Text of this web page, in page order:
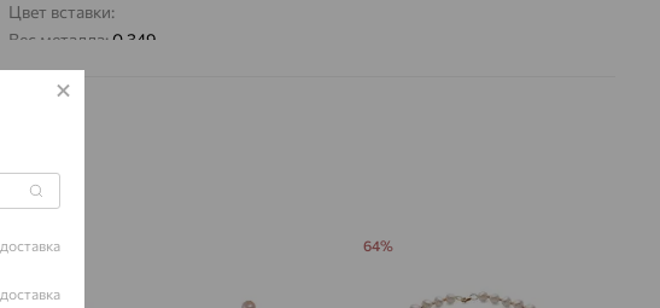
Цвет вставки:
Вес металла:0.349
Наименование цвета вставки:
64% 64%
доставка
доставка